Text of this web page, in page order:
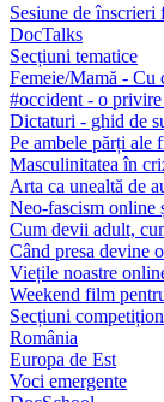
Sesiune de înscrieri
DocTalks
Secțiuni tematice
Femeie/Mamă - Cu
#occident - o
Dictaturi - ghid de
Pe ambele părți ale
Masculinitatea în
Arta ca unealtă de
Neo-fascism online
Cum devii adult,
Când presa devine
Viețile noastre
Weekend film
Secțiuni
România
Europa de Est
Voci emergente